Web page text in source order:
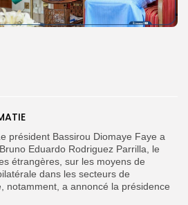
président Bassirou Diomaye Faye a
Eduardo Rodriguez Parrilla, le
étrangères, sur les moyens de
dans les secteurs de
notamment, a annoncé la présidence